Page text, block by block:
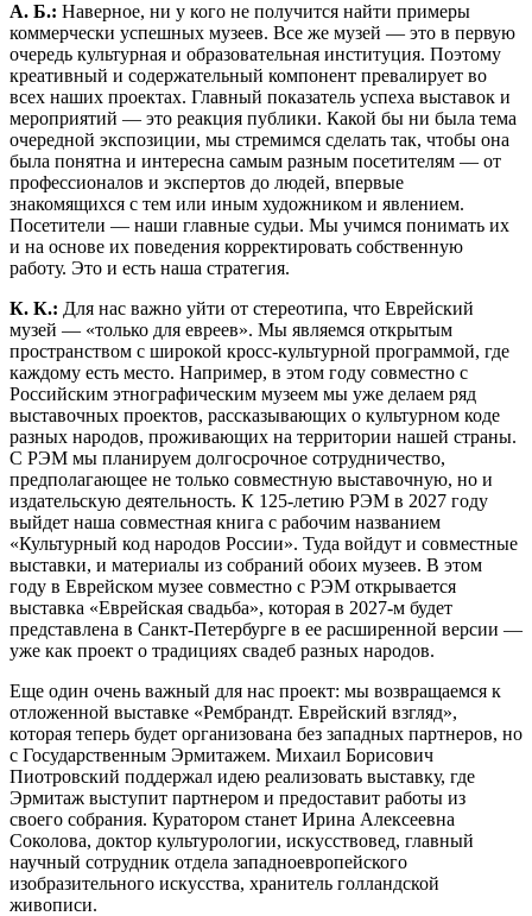
А. Б.: Наверное, ни у кого не получится найти примеры
коммерчески успешных музеев. Все же музей — это в первую
очередь культурная и образовательная институция. Поэтому
креативный и содержательный компонент превалирует во
всех наших проектах. Главный показатель успеха выставок и
мероприятий — это реакция публики. Какой бы ни была тема
очередной экспозиции, мы стремимся сделать так, чтобы она
была понятна и интересна самым разным посетителям — от
профессионалов и экспертов до людей, впервые
знакомящихся с тем или иным художником и явлением.
Посетители — наши главные судьи. Мы учимся понимать их
и на основе их поведения корректировать собственную
работу. Это и есть наша стратегия.
К. К.: Для нас важно уйти от стереотипа, что Еврейский
музей — «только для евреев». Мы являемся открытым
пространством с широкой кросс-­культурной программой, где
каждому есть место. Например, в этом году совместно с
Российским этнографическим музеем мы уже делаем ряд
выставочных проектов, рассказывающих о культурном коде
разных народов, проживающих на территории нашей страны.
С РЭМ мы планируем долгосрочное сотрудничество,
предполагающее не только совместную выставочную, но и
издательскую деятельность. К 125‑летию РЭМ в 2027 году
выйдет наша совместная книга с рабочим названием
«Культурный код народов России». Туда вой­дут и совместные
выставки, и материалы из собраний обоих музеев. В этом
году в Еврейском музее совместно с РЭМ открывается
выставка «Еврейская свадьба», которая в 2027‑м будет
представлена в Санкт-­Петербурге в ее расширенной версии —
уже как проект о традициях свадеб разных народов.
Еще один очень важный для нас проект: мы возвращаемся к
отложенной выставке «Рембрандт. Еврейский взгляд»,
которая теперь будет организована без западных партнеров, но
с Государственным Эрмитажем. Михаил Борисович
Пиотровский поддержал идею реализовать выставку, где
Эрмитаж выступит партнером и предоставит работы из
своего собрания. Куратором станет Ирина Алексеевна
Соколова, доктор культурологии, искусствовед, главный
научный сотрудник отдела западноевропейского
изобразительного искусства, хранитель голландской
живописи.